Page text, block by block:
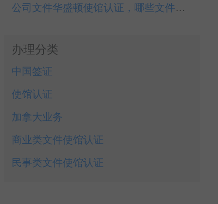
公司文件华盛顿使馆认证，哪些文件可以公证认证？
办理分类
中国签证
使馆认证
加拿大业务
商业类文件使馆认证
民事类文件使馆认证